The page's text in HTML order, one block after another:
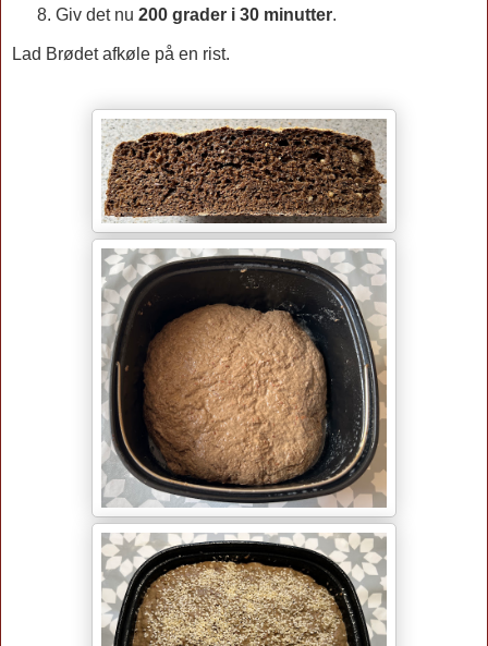
Giv det nu 200 grader i 30 minutter.
Lad Brødet afkøle på en rist.